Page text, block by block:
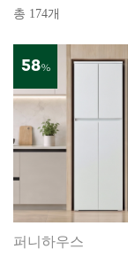
총 174개
58%
퍼니하우스